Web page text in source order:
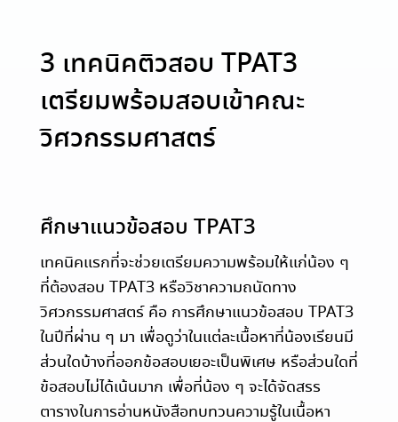
3 เทคนิคติวสอบ TPAT3
เตรียมพร้อมสอบเข้าคณะ
วิศวกรรมศาสตร์
ศึกษาแนวข้อสอบ TPAT3
เทคนิคแรกที่จะช่วยเตรียมความพร้อมให้แก่น้อง ๆ
ที่ต้องสอบ TPAT3 หรือวิชาความถนัดทาง
วิศวกรรมศาสตร์ คือ การศึกษาแนวข้อสอบ TPAT3
ในปีที่ผ่าน ๆ มา เพื่อดูว่าในแต่ละเนื้อหาที่น้องเรียนมี
ส่วนใดบ้างที่ออกข้อสอบเยอะเป็นพิเศษ หรือส่วนใดที่
ข้อสอบไม่ได้เน้นมาก เพื่อที่น้อง ๆ จะได้จัดสรร
ตารางในการอ่านหนังสือทบทวนความรู้ในเนื้อหา